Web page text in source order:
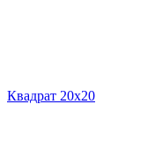
Квадрат 20х20